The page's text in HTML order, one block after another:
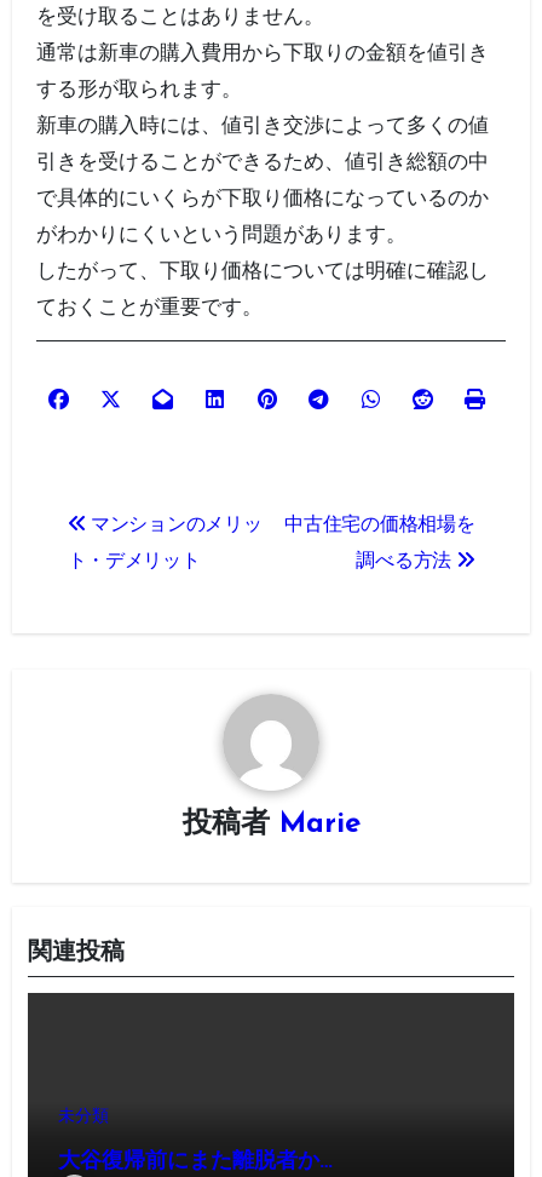
を受け取ることはありません。
通常は新車の購入費用から下取りの金額を値引き
する形が取られます。
新車の購入時には、値引き交渉によって多くの値
引きを受けることができるため、値引き総額の中
で具体的にいくらが下取り価格になっているのか
がわかりにくいという問題があります。
したがって、下取り価格については明確に確認し
ておくことが重要です。
マンションのメリッ
ト・デメリット
中古住宅の価格相場を
調べる方法
投稿者 Marie
関連投稿
未分類
大谷復帰前にまた離脱者か…